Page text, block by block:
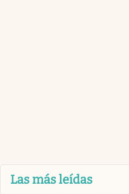
Las más leídas